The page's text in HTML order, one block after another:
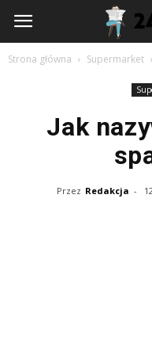
24gazeta.pl
Strona główna Supermarket
Jak
Przez Redakcja -